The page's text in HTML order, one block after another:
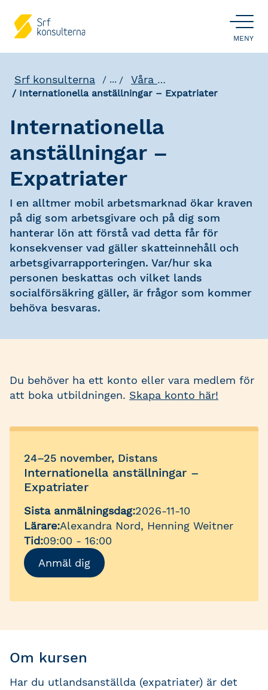
ÖPPNA
MENY
Srf konsulterna ... Våra utbildningar
Internationella anställningar – Expatriater
Internationella
anställningar –
Expatriater
I en alltmer mobil arbetsmarknad ökar kraven
på dig som arbetsgivare och på dig som
hanterar lön att förstå vad detta får för
konsekvenser vad gäller skatteinnehåll och
arbetsgivarrapporteringen. Var/hur ska
personen beskattas och vilket lands
socialförsäkring gäller, är frågor som kommer
behöva besvaras.
Du behöver ha ett konto eller vara medlem för
att boka utbildningen. Skapa konto här!
24–25 november, Distans
Internationella anställningar –
Expatriater
Sista anmälningsdag:2026-11-10
Lärare:Alexandra Nord, Henning Weitner
Tid:09:00 - 16:00
Anmäl dig
Om kursen
Har du utlandsanställda (expatriater) är det